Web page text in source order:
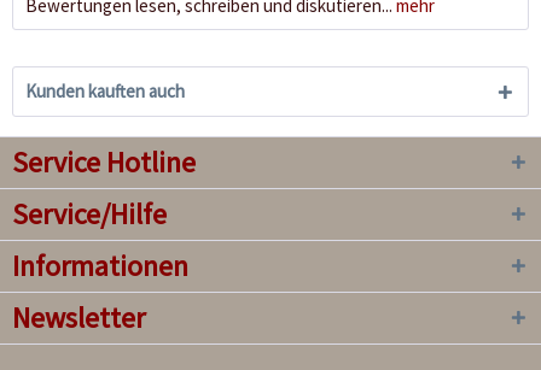
Bewertungen lesen, schreiben und diskutieren... mehr
Kunden kauften auch
Service Hotline
Service/Hilfe
Informationen
Newsletter